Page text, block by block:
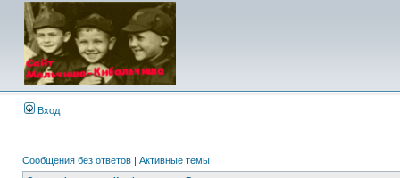
Вход
Сообщения без ответов | Активные темы